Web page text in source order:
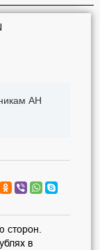
АН
сторон.
в